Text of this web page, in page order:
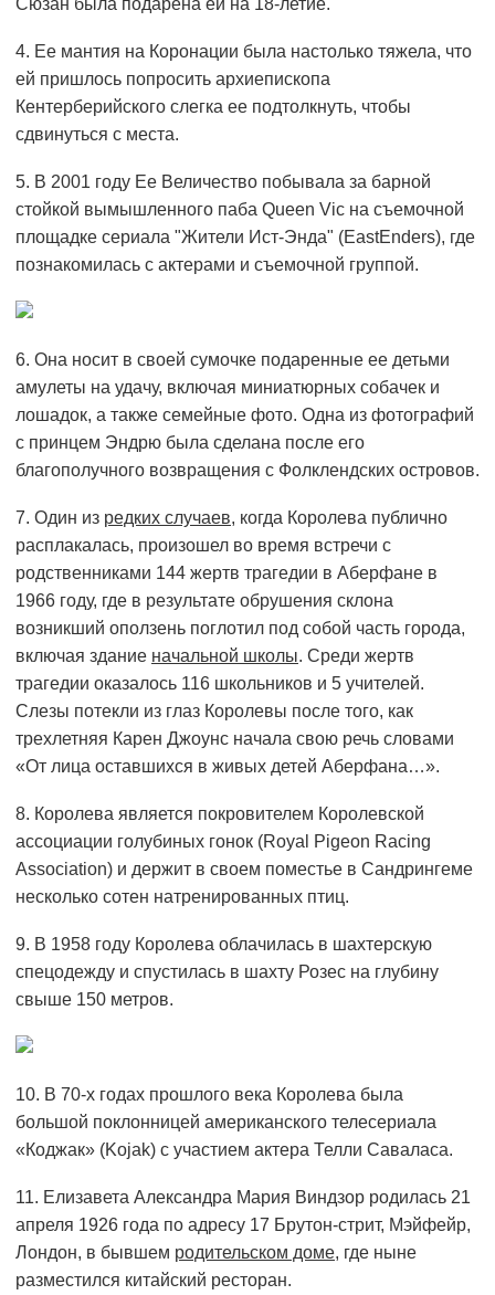
Сюзан была подарена ей на 18-летие.
4. Ее мантия на Коронации была настолько тяжела, что
ей пришлось попросить архиепископа
Кентерберийского слегка ее подтолкнуть, чтобы
сдвинуться с места.
5. В 2001 году Ее Величество побывала за барной
стойкой вымышленного паба Queen Vic на съемочной
площадке сериала "Жители Ист-Энда" (EastEnders), где
познакомилась с актерами и съемочной группой.
6. Она носит в своей сумочке подаренные ее детьми
амулеты на удачу, включая миниатюрных собачек и
лошадок, а также семейные фото. Одна из фотографий
с принцем Эндрю была сделана после его
благополучного возвращения с Фолклендских островов.
7. Один из редких случаев, когда Королева публично
расплакалась, произошел во время встречи с
родственниками 144 жертв трагедии в Аберфане в
1966 году, где в результате обрушения склона
возникший оползень поглотил под собой часть города,
включая здание начальной школы. Среди жертв
трагедии оказалось 116 школьников и 5 учителей.
Слезы потекли из глаз Королевы после того, как
трехлетняя Карен Джоунс начала свою речь словами
«От лица оставшихся в живых детей Аберфана…».
8. Королева является покровителем Королевской
ассоциации голубиных гонок (Royal Pigeon Racing
Association) и держит в своем поместье в Сандрингеме
несколько сотен натренированных птиц.
9. В 1958 году Королева облачилась в шахтерскую
спецодежду и спустилась в шахту Розес на глубину
свыше 150 метров.
10. В 70-х годах прошлого века Королева была
большой поклонницей американского телесериала
«Коджак» (Kojak) с участием актера Телли Саваласа.
11. Елизавета Александра Мария Виндзор родилась 21
апреля 1926 года по адресу 17 Брутон-стрит, Мэйфейр,
Лондон, в бывшем родительском доме, где ныне
разместился китайский ресторан.